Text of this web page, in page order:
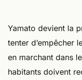
Yamato devient la
tenter d’empêcher
en marchant dans
habitants doivent